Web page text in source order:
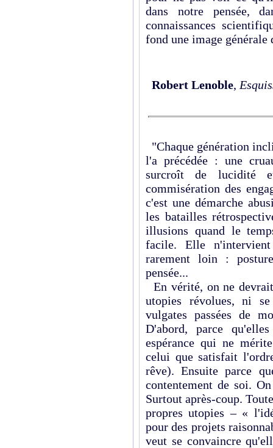
dans notre pensée,
connaissances
fond une image
Robert Lenoble,
"Chaque génération
l'a précédée : une
surcroît de lucidité
commisération des
c'est une démarche
les batailles
illusions quand le
facile. Elle
rarement loin :
pensée...
En vérité, on ne
utopies révolues, ni
vulgates passées de
D'abord, parce
espérance qui ne
celui que satisfait
rêve). Ensuite parce
contentement de soi.
Surtout après-coup.
propres utopies – «
pour des projets
veut se convaincre